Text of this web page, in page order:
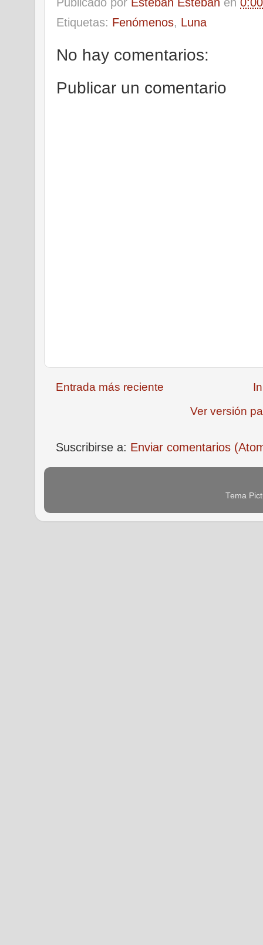
Etiquetas: Fenómenos, Luna
No hay comentarios:
Publicar un comentario
Entrada más reciente
Ver versión
Suscribirse a: Enviar comentarios
Tema